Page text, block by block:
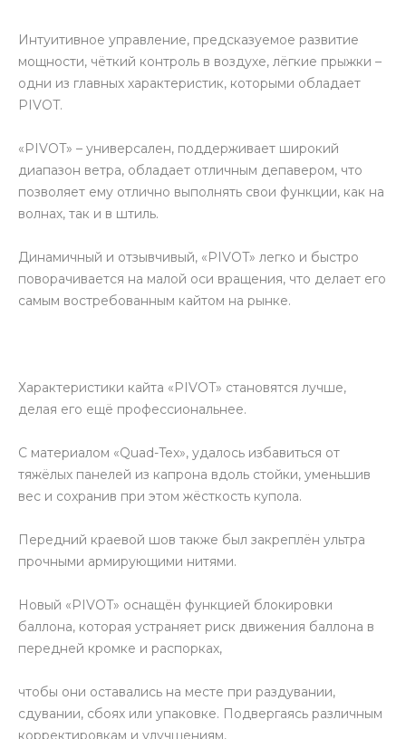
Интуитивное управление, предсказуемое развитие
мощности, чёткий контроль в воздухе, лёгкие прыжки –
одни из главных характеристик, которыми обладает
PIVOT.
«PIVOT» – универсален, поддерживает широкий
диапазон ветра, обладает отличным депавером, что
позволяет ему отлично выполнять свои функции, как на
волнах, так и в штиль.
Динамичный и отзывчивый, «PIVOT» легко и быстро
поворачивается на малой оси вращения, что делает его
самым востребованным кайтом на рынке.
Характеристики кайта «PIVOT» становятся лучше,
делая его ещё профессиональнее.
С материалом «Quad-Tex», удалось избавиться от
тяжёлых панелей из капрона вдоль стойки, уменьшив
вес и сохранив при этом жёсткость купола.
Передний краевой шов также был закреплён ультра
прочными армирующими нитями.
Новый «PIVOT» оснащён функцией блокировки
баллона, которая устраняет риск движения баллона в
передней кромке и распорках,
чтобы они оставались на месте при раздувании,
сдувании, сбоях или упаковке. Подвергаясь различным
корректировкам и улучшениям,